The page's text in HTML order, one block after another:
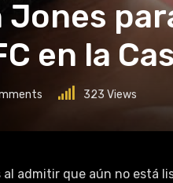
Jones
en la
323 Views